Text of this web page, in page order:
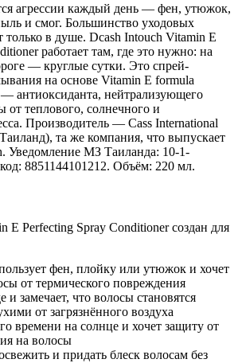
агрессии каждый день — фен, утюжок,
и смог. Большинство уходовых
только в душе. Dcash Intouch Vitamin E
работает там, где это нужно: на
— круглые сутки. Это спрей-
на основе Vitamin E formula
антиоксиданта, нейтрализующего
от теплового, солнечного и
Производитель — Cass International
та же компания, что выпускает
Уведомление МЗ Таиланда: 10-1-
8851144101212. Объём: 220 мл.
E Perfecting Spray Conditioner создан для
фен, плойку или утюжок и хочет
от термического повреждения
и замечает, что волосы становятся
от загрязнённого воздуха
времени на солнце и хочет защиту от
на волосы
и придать блеск волосам без